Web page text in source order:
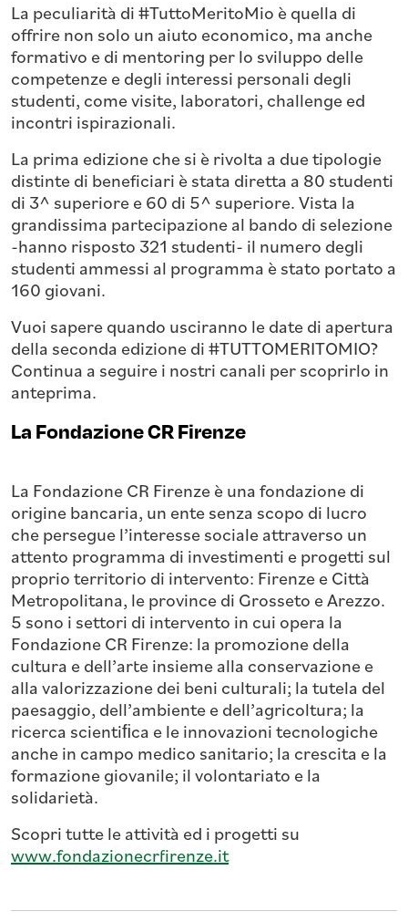
La peculiarità di #TuttoMeritoMio è quella di
offrire non solo un aiuto economico, ma anche
formativo e di mentoring per lo sviluppo delle
competenze e degli interessi personali degli
studenti, come visite, laboratori, challenge ed
incontri ispirazionali.
La prima edizione che si è rivolta a due tipologie
distinte di beneficiari è stata diretta a 80 studenti
di 3^ superiore e 60 di 5^ superiore. Vista la
grandissima partecipazione al bando di selezione
-hanno risposto 321 studenti- il numero degli
studenti ammessi al programma è stato portato a
160 giovani.
Vuoi sapere quando usciranno le date di apertura
della seconda edizione di #TUTTOMERITOMIO?
Continua a seguire i nostri canali per scoprirlo in
anteprima.
La Fondazione CR Firenze
La Fondazione CR Firenze è una fondazione di
origine bancaria, un ente senza scopo di lucro
che persegue l’interesse sociale attraverso un
attento programma di investimenti e progetti sul
proprio territorio di intervento: Firenze e Città
Metropolitana, le province di Grosseto e Arezzo.
5 sono i settori di intervento in cui opera la
Fondazione CR Firenze: la promozione della
cultura e dell’arte insieme alla conservazione e
alla valorizzazione dei beni culturali; la tutela del
paesaggio, dell’ambiente e dell’agricoltura; la
ricerca scientiﬁca e le innovazioni tecnologiche
anche in campo medico sanitario; la crescita e la
formazione giovanile; il volontariato e la
solidarietà.
Scopri tutte le attività ed i progetti su
www.fondazionecrfirenze.it